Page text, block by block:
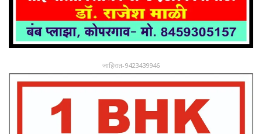
जाहिरात-9423439946